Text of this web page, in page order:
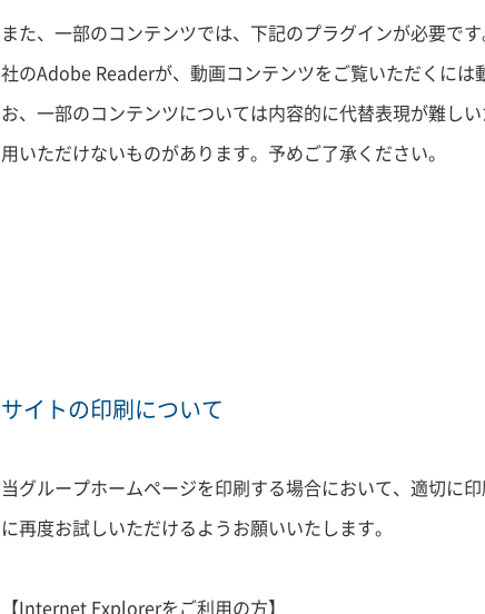
また、一部のコンテンツでは、下記のプラグインが必要で
社のAdobe Readerが、動画コンテンツをご覧いただくに
お、一部のコンテンツについては内容的に代替表現が難し
用いただけないものがあります。予めご了承ください。
サイトの印刷について
当グループホームページを印刷する場合において、適切に
に再度お試しいただけるようお願いいたします。
【Internet Explorerをご利用の方】